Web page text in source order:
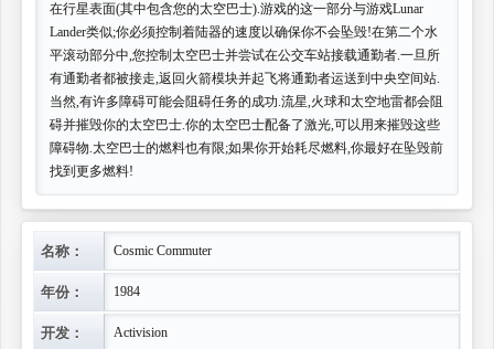
在行星表面(其中包含您的太空巴士).游戏的这一部分与游戏Lunar
Lander类似;你必须控制着陆器的速度以确保你不会坠毁!在第二个水
平滚动部分中,您控制太空巴士并尝试在公交车站接载通勤者.一旦所
有通勤者都被接走,返回火箭模块并起飞将通勤者运送到中央空间站.
当然,有许多障碍可能会阻碍任务的成功.流星,火球和太空地雷都会阻
碍并摧毁你的太空巴士.你的太空巴士配备了激光,可以用来摧毁这些
障碍物.太空巴士的燃料也有限;如果你开始耗尽燃料,你最好在坠毁前
找到更多燃料!
名称： Cosmic Commuter
年份： 1984
开发： Activision